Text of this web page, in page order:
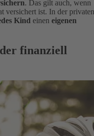
. Das gilt auch, wenn
versichert ist. In der privaten
Kind einen eigenen
finanziell